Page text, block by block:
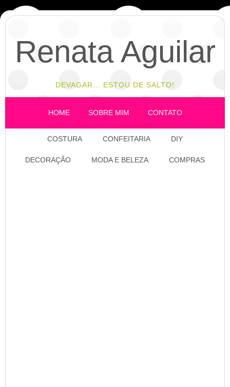
Renata Aguilar
DEVAGAR... ESTOU DE SALTO!
HOME SOBRE MIM CONTATO
COSTURA CONFEITARIA DIY
DECORAÇÃO MODA E BELEZA COMPRAS